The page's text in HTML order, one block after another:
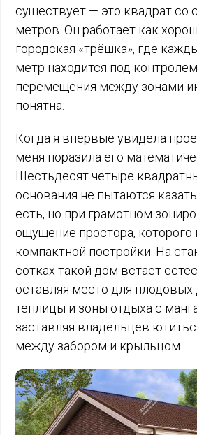
существует — это квадрат со
метров. Он работает как
городская «трёшка», где
метр находится под
перемещения между зонами
понятна.
Когда я впервые увидела
меня поразила его
Шестьдесят четыре
основания не пытаются
есть, но при грамотном
ощущение простора,
компактной постройки. На
сотках такой дом встаёт
оставляя место для плодовых
теплицы и зоны отдыха с
заставляя владельцев
между забором и крыльцом.